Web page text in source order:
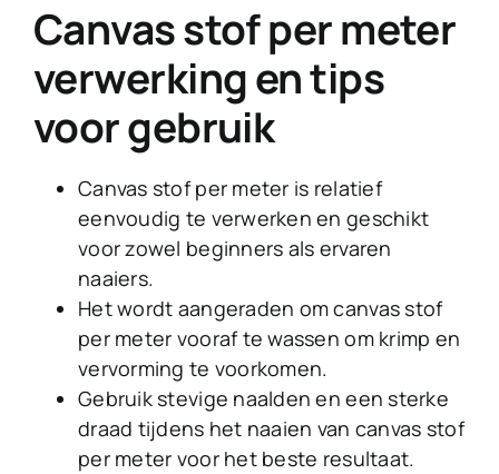
Canvas stof per meter
verwerking en tips
voor gebruik
Canvas stof per meter is relatief
eenvoudig te verwerken en geschikt
voor zowel beginners als ervaren
naaiers.
Het wordt aangeraden om canvas stof
per meter vooraf te wassen om krimp en
vervorming te voorkomen.
Gebruik stevige naalden en een sterke
draad tijdens het naaien van canvas stof
per meter voor het beste resultaat.